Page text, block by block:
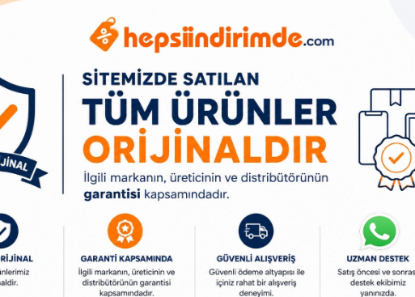
80Kum Cırtlı Universal Parmak Zımpara Kâğıdı
hafif boyalı katmanların kolay bir şekilde zımparalanarak boyadan arındırılması için
üstün ve hassas zımpara yapma imkânı sağlar.
makinaları ile kullanıma uygundur.
Benzer Ürünler